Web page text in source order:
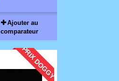
Ajouter au
comparateur
PRIX DOGGY